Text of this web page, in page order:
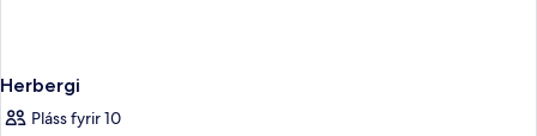
Herbergi
Pláss fyrir 10